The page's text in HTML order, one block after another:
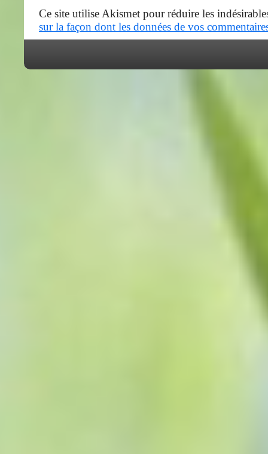
Ce site utilise Akismet pour réduire les
sur la façon dont les données de vos